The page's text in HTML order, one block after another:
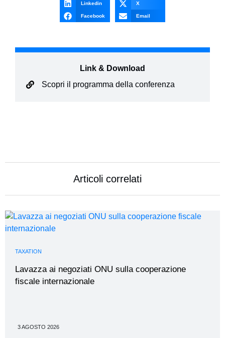
Linkedin X
Facebook Email
Link & Download
Scopri il programma della conferenza
Articoli correlati
TAXATION
Lavazza ai negoziati ONU sulla cooperazione
fiscale internazionale
3 AGOSTO 2026